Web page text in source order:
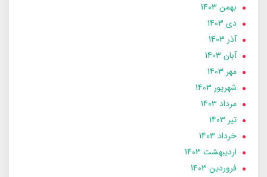
بهمن 1403
دی 1403
آذر 1403
آبان 1403
مهر 1403
شهریور 1403
مرداد 1403
تير 1403
خرداد 1403
ارديبهشت 1403
فروردین 1403